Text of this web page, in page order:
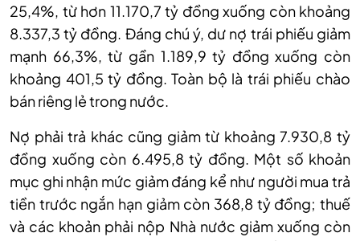
25,4%, từ hơn 11.170,7 tỷ đồng xuống còn khoảng
8.337,3 tỷ đồng. Đáng chú ý, dư nợ trái phiếu giảm
mạnh 66,3%, từ gần 1.189,9 tỷ đồng xuống còn
khoảng 401,5 tỷ đồng. Toàn bộ là trái phiếu chào
bán riêng lẻ trong nước.
Nợ phải trả khác cũng giảm từ khoảng 7.930,8 tỷ
đồng xuống còn 6.495,8 tỷ đồng. Một số khoản
mục ghi nhận mức giảm đáng kể như người mua trả
tiền trước ngắn hạn giảm còn 368,8 tỷ đồng; thuế
và các khoản phải nộp Nhà nước giảm xuống còn